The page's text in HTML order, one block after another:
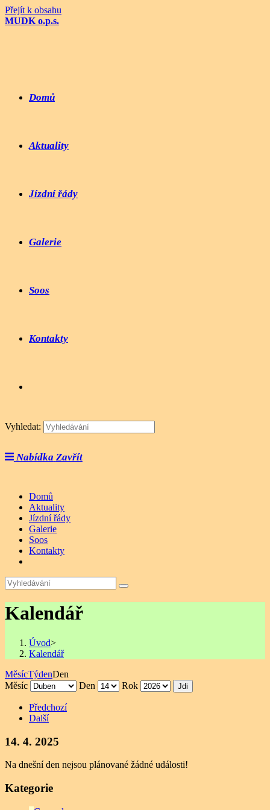
Přejít k obsahu
MUDK o.p.s.
Domů
Aktuality
Jízdní řády
Galerie
Soos
Kontakty
Vyhledat:
Nabídka Zavřít
Domů
Aktuality
Jízdní řády
Galerie
Soos
Kontakty
Kalendář
Úvod>
Kalendář
MěsícTýdenDen
Měsíc
Den Rok
Předchozí
Další
14. 4. 2025
Na dnešní den nejsou plánované žádné události!
Kategorie